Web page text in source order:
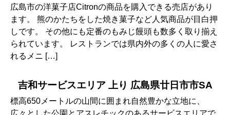
広島市の洋菓子店Citronの商品を購入できる売店があり
ます。 熊のかたちをした焼き菓子など人気商品が目白押
しです。 その他にも定番のもみじ饅頭も数多く取り揃え
られています。 レストランでは県内外の多くの人に愛さ
れるメニ […]
吉和サービスエリア 上り 広島県廿日市市SA
標高650メートルの山間に囲まれ自然豊かな立地に、
広々とした公園とアスレチックのあるサービスエリアで